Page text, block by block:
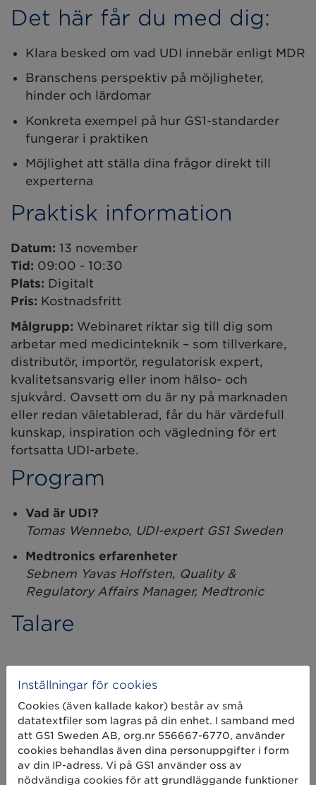
Det här får du med dig:
Klara besked om vad UDI innebär enligt MDR
Branschens perspektiv på möjligheter,
hinder och lärdomar
Konkreta exempel på hur GS1-standarder
fungerar i praktiken
Möjlighet att ställa dina frågor direkt till
experterna
Praktisk information
Datum: 13 november
Tid: 09:00 - 10:30
Plats: Digitalt
Pris: Kostnadsfritt
Målgrupp: Webinaret riktar sig till dig som
arbetar med medicinteknik – som tillverkare,
distributör, importör, regulatorisk expert,
kvalitetsansvarig eller inom hälso- och
sjukvård. Oavsett om du är ny på marknaden
eller redan väletablerad, får du här värdefull
kunskap, inspiration och vägledning för ert
fortsatta UDI-arbete.
Program
Vad är UDI?
Tomas Wennebo, UDI-expert GS1 Sweden
Medtronics erfarenheter
Sebnem Yavas Hoffsten, Quality &
Regulatory Affairs Manager, Medtronic
Talare
Sebnem Yavas Hoffsten
Quality & Regulatory Affairs
Manager | Nordic, Medtronic
Inställningar för cookies
Cookies (även kallade kakor) består av små
datatextfiler som lagras på din enhet. I samband med
att GS1 Sweden AB, org.nr 556667-6770, använder
cookies behandlas även dina personuppgifter i form
av din IP-adress. Vi på GS1 använder oss av
nödvändiga cookies för att grundläggande funktioner